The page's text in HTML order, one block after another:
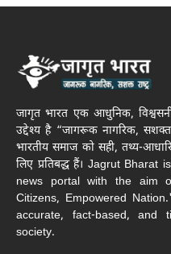
जागृत भारत एक आधुनिक,
उद्देश्य है “जागरूक नागरिक, सशक्त
भारतीय समाज को सही, तथ्य-
लिए प्रतिबद्ध हैं। Jagrut
news portal with the aim
Citizens, Empowered
accurate, fact-based, and
society.